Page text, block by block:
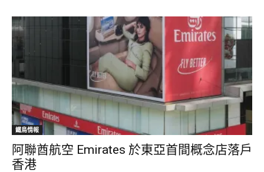
鐵鳥情報
阿聯酋航空 Emirates 於東亞首間概念店落戶
香港